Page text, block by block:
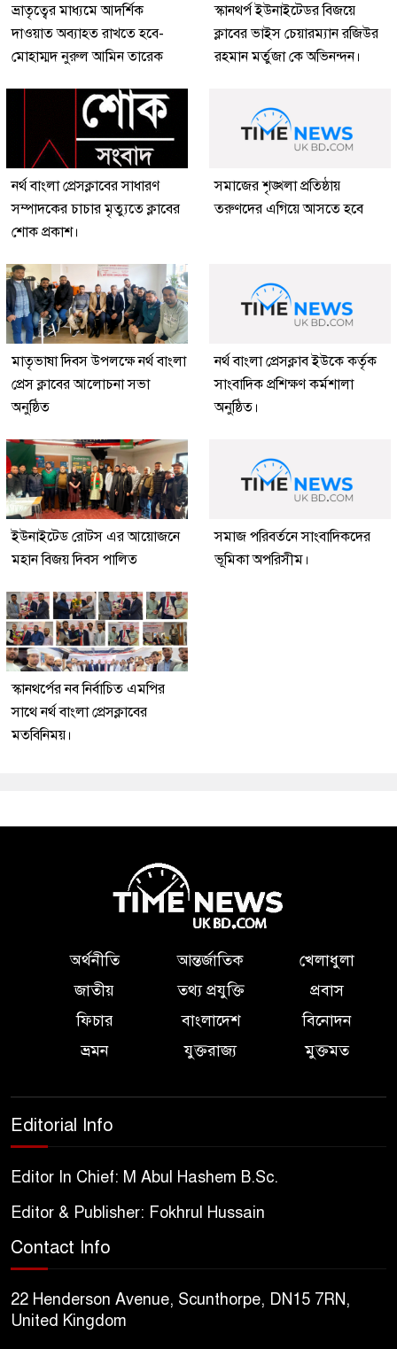
ভ্রাতৃত্বের মাধ্যমে আদর্শিক
দাওয়াত অব্যাহত রাখতে হবে-
মোহাম্মদ নুরুল আমিন তারেক
স্কানথর্প ইউনাইটেডর বিজয়ে
ক্লাবের ভাইস চেয়ারম্যান রজিউর
রহমান মর্তুজা কে অভিনন্দন।
নর্থ বাংলা প্রেসক্লাবের সাধারণ
সম্পাদকের চাচার মৃত্যুতে ক্লাবের
শোক প্রকাশ।
সমাজের শৃঙ্খলা প্রতিষ্ঠায়
তরুণদের এগিয়ে আসতে হবে
মাতৃভাষা দিবস উপলক্ষে নর্থ বাংলা
প্রেস ক্লাবের আলোচনা সভা
অনুষ্ঠিত
নর্থ বাংলা প্রেসক্লাব ইউকে কর্তৃক
সাংবাদিক প্রশিক্ষণ কর্মশালা
অনুষ্ঠিত।
ইউনাইটেড রোটস এর আয়োজনে
মহান বিজয় দিবস পালিত
সমাজ পরিবর্তনে সাংবাদিকদের
ভূমিকা অপরিসীম।
স্কানথর্পের নব নির্বাচিত এমপির
সাথে নর্থ বাংলা প্রেসক্লাবের
মতবিনিময়।
অর্থনীতি আন্তর্জাতিক
খেলাধুলা
জাতীয়
তথ্য প্রযুক্তি
প্রবাস
ফিচার
বাংলাদেশ
বিনোদন
ভ্রমন
যুক্তরাজ্য মুক্তমত
Editorial Info
Editor In Chief: M Abul Hashem B.Sc.
Editor & Publisher: Fokhrul Hussain
Contact Info
22 Henderson Avenue, Scunthorpe, DN15 7RN,
United Kingdom